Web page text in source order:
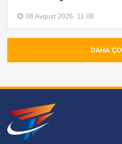
08 Avqust 2026, 11:08
DAHA